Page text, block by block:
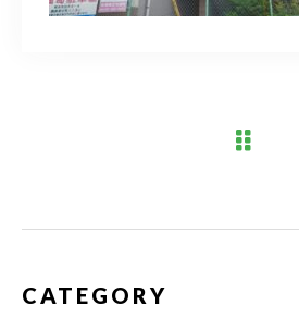
CATEGORY
03-6909-
お問い合わせは